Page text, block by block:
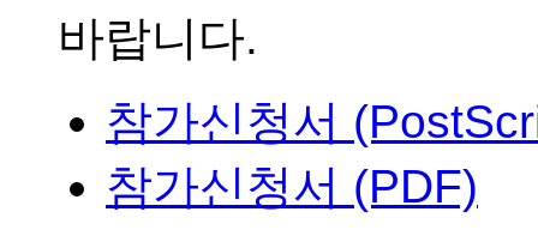
바랍니다.
참가신청서
참가신청서 (PDF)